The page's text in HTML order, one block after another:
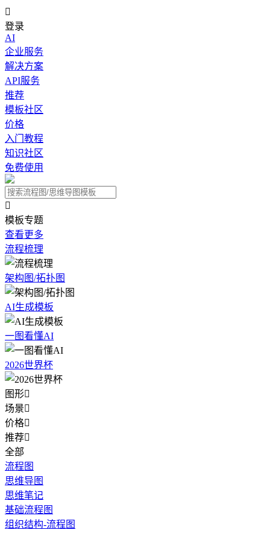

登录
AI
企业服务
解决方案
API服务
推荐
模板社区
价格
入门教程
知识社区
免费使用

模板专题
查看更多
流程梳理
架构图/拓扑图
AI生成模板
一图看懂AI
2026世界杯
图形
场景
价格
推荐
全部
流程图
思维导图
思维笔记
基础流程图
组织结构-流程图